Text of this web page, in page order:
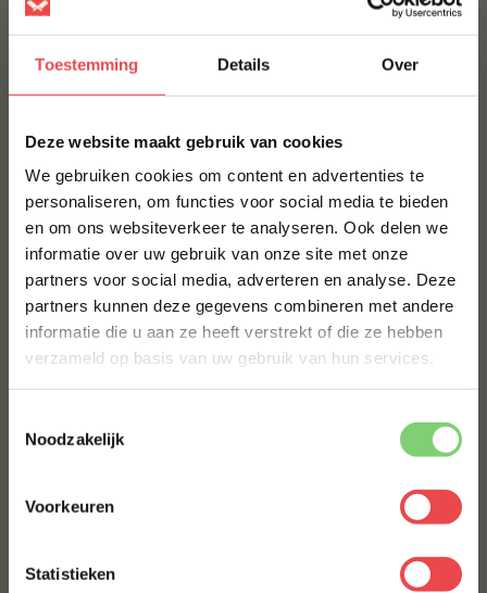
Toestemming Details Over
Deze website maakt gebruik van cookies
We gebruiken cookies om content en advertenties te
personaliseren, om functies voor social media te bieden
en om ons websiteverkeer te analyseren. Ook delen we
informatie over uw gebruik van onze site met onze
partners voor social media, adverteren en analyse. Deze
partners kunnen deze gegevens combineren met andere
informatie die u aan ze heeft verstrekt of die ze hebben
verzameld op basis van uw gebruik van hun services.
Noodzakelijk
Voorkeuren
Statistieken
Hoelang kan ik het vlees bewaren?
Kan ik mijn vlees na ontdooiing nog bewaren en
hoelang?
Kan ik mijn bestelling op een andere dag laten
leveren?
Wat zijn de bezorgkosten bij BBQuality?
bestelling?
10% korting op je
eerste bestelling*
Schrijf je in voor onze nieuwsbrief en ontvang direct
10% korting op jouw eerste bestelling.
VOORNAAM
ACHTERNAAM